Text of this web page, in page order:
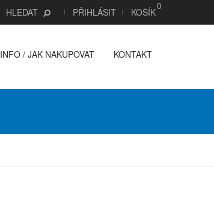
HLEDAT PŘIHLÁSIT KOŠÍK
0
INFO / JAK NAKUPOVAT KONTAKT